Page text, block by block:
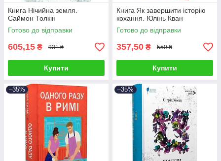
Книга Нічийна земля.
Саймон Толкін
Готово до відправки
605,15 ₴ 931 ₴
Купити
Книга Як завершити історію
кохання. Юлінь Кван
Готово до відправки
357,50 ₴ 550 ₴
Купити
–35% –35%